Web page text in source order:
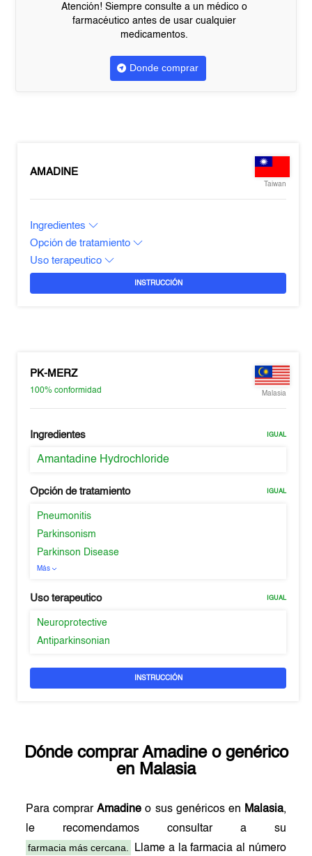
Atención! Siempre consulte a un médico o
farmacéutico antes de usar cualquier
medicamentos.
Donde comprar
AMADINE
Taiwan
Ingredientes
Opción de tratamiento
Uso terapeutico
INSTRUCCIÓN
PK-MERZ
100%conformidad Malasia
Ingredientes IGUAL
Amantadine Hydrochloride
Opción de tratamiento IGUAL
Pneumonitis
Parkinsonism
Parkinson Disease
Más
Uso terapeutico IGUAL
Neuroprotective
Antiparkinsonian
INSTRUCCIÓN
Dónde comprar Amadineo genérico
en Malasia
Para comprarAmadine o sus genéricos en Malasia,
le recomendamos consultar a su
farmacia más cercana.
Llame a la farmacia al número